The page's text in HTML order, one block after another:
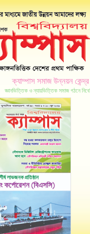
ক্যাম্পাস সমাজ উন্নয়ন কেন্দ্র
জ্ঞানভিত্তিক ও ন্যায়ভিত্তিক সমাজ গঠনে